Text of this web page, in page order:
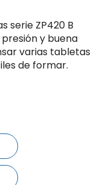
serie ZP420 B
y buena
varias tabletas
de formar.